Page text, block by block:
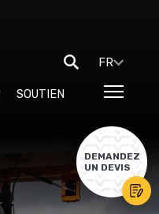
FR
SOUTIEN
DEMANDEZ
UN DEVIS